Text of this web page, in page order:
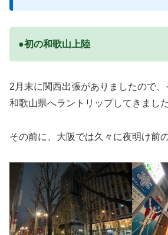
●初の和歌山上陸
2月末に関西出張がありましたので
和歌山県へラントリップしてきました
その前に、大阪では久々に夜明け前